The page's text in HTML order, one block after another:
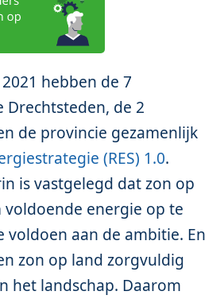
hebben de 7
Drechtsteden, de 2
de provincie gezamenlijk
(RES) 1.0.
is vastgelegd dat zon op
energie op te
voldoen aan de ambitie. En
zon op land zorgvuldig
het landschap. Daarom